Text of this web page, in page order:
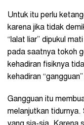
Untuk itu perlu
karena jika tidak
“lalat liar” dipukul
pada saatnya tokoh
kehadiran fisiknya
kehadiran
Gangguan itu
melanjutkan tidurnya.